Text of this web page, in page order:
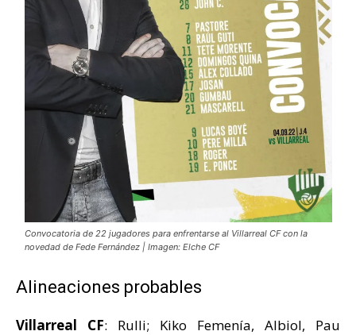
Convocatoria de 22 jugadores para enfrentarse al Villarreal CF con la
novedad de Fede Fernández | Imagen: Elche CF
Alineaciones probables
Villarreal CF: Rulli; Kiko Femenía, Albiol, Pau